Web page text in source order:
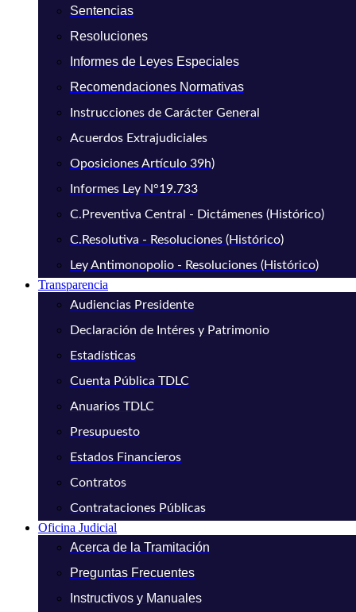
Sentencias
Resoluciones
Informes de Leyes Especiales
Recomendaciones Normativas
Instrucciones de Carácter General
Acuerdos Extrajudiciales
Oposiciones Artículo 39h)
Informes Ley N°19.733
C.Preventiva Central - Dictámenes (Histórico)
C.Resolutiva - Resoluciones (Histórico)
Ley Antimonopolio - Resoluciones (Histórico)
Transparencia
Audiencias Presidente
Declaración de Intéres y Patrimonio
Estadísticas
Cuenta Pública TDLC
Anuarios TDLC
Presupuesto
Estados Financieros
Contratos
Contrataciones Públicas
Oficina Judicial
Acerca de la Tramitación
Preguntas Frecuentes
Instructivos y Manuales